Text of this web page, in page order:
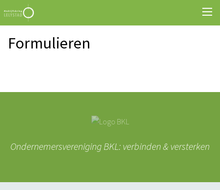
Formulieren
Ondernemersvereniging BKL: verbinden & versterken